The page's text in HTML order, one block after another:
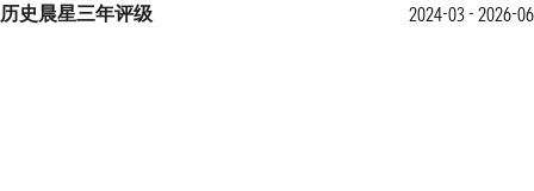
历史晨星三年评级 2024-03 - 2026-06